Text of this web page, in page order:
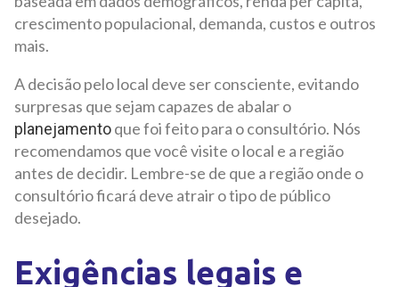
crescimento populacional, demanda, custos e outros
mais.
A decisão pelo local deve ser consciente, evitando
surpresas que sejam capazes de abalar o
planejamentoque foi feito para o consultório. Nós
recomendamos que você visite o local e a região
antes de decidir. Lembre-se de que a região onde o
consultório ficará deve atrair o tipo de público
desejado.
Exigências legais e